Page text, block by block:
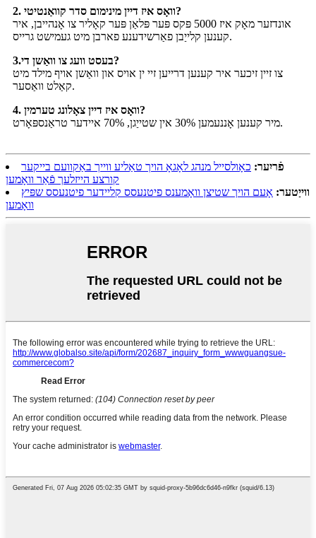
2. וואָס איז דיין מינימום סדר קוואַנטיטי?
אונדזער מאָק איז 5000 פּקס פּער פּלאַן פּער קאָליר צו אָנהייבן, איר
קענען קלייַבן פאַרשידענע פארבן מיט געמישט גרייס.
3.בעסט וועג צו וואַשן די?
צו זיין זיכער איר קענען דרייען זיי ין אויס און וואַשן אויף מילד מיט
קאַלט וואַסער.
4. וואָס איז דיין צאָלונג טערמין?
מיר קענען אָננעמען 30% אין שטייַגן, 70% איידער טראַנספּאָרט.
פֿריִער: כאָולסייל מנהג לאָגאָ הויך טאַליע ווייך באַקוועם בייקער
קורצע הייזלעך פֿאַר וואָמען
ווייַטער: אָעם הויך שטיצן וואָמענס פיטנעסס קליידער פיטנעסס שפּיץ
וואָמען